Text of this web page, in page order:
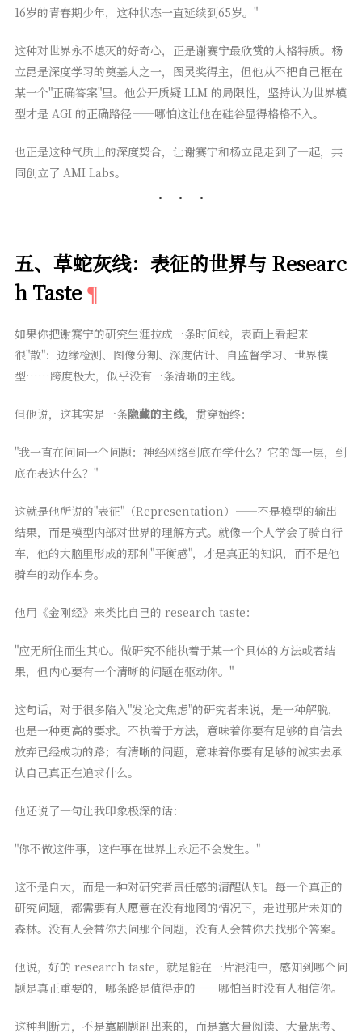
16岁的青春期少年，这种状态一直延续到65岁。"
这种对世界永不熄灭的好奇心，正是谢赛宁最欣赏的人格特质。杨
立昆是深度学习的奠基人之一，图灵奖得主，但他从不把自己框在
某一个"正确答案"里。他公开质疑 LLM 的局限性，坚持认为世界模
型才是 AGI 的正确路径——哪怕这让他在硅谷显得格格不入。
也正是这种气质上的深度契合，让谢赛宁和杨立昆走到了一起，共
同创立了 AMI Labs。
五、草蛇灰线：表征的世界与 Researc
h Taste
如果你把谢赛宁的研究生涯拉成一条时间线，表面上看起来
很"散"：边缘检测、图像分割、深度估计、自监督学习、世界模
型……跨度极大，似乎没有一条清晰的主线。
但他说，这其实是一条隐藏的主线，贯穿始终：
"我一直在问同一个问题：神经网络到底在学什么？它的每一层，到
底在表达什么？"
这就是他所说的"表征"（Representation）——不是模型的输出
结果，而是模型内部对世界的理解方式。就像一个人学会了骑自行
车，他的大脑里形成的那种"平衡感"，才是真正的知识，而不是他
骑车的动作本身。
他用《金刚经》来类比自己的 research taste：
"应无所住而生其心。做研究不能执着于某一个具体的方法或者结
果，但内心要有一个清晰的问题在驱动你。"
这句话，对于很多陷入"发论文焦虑"的研究者来说，是一种解脱，
也是一种更高的要求。不执着于方法，意味着你要有足够的自信去
放弃已经成功的路；有清晰的问题，意味着你要有足够的诚实去承
认自己真正在追求什么。
他还说了一句让我印象极深的话：
"你不做这件事，这件事在世界上永远不会发生。"
这不是自大，而是一种对研究者责任感的清醒认知。每一个真正的
研究问题，都需要有人愿意在没有地图的情况下，走进那片未知的
森林。没有人会替你去问那个问题，没有人会替你去找那个答案。
他说，好的 research taste，就是能在一片混沌中，感知到哪个问
题是真正重要的，哪条路是值得走的——哪怕当时没有人相信你。
这种判断力，不是靠刷题刷出来的，而是靠大量阅读、大量思考、